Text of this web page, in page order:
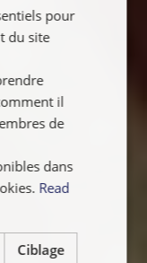
FRANÇAIS
pour
du site
il
de
dans
Read
Ciblage